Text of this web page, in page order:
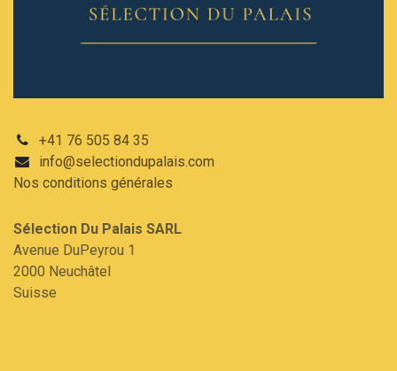
+41 76 505 84 35
info@selectiondupalais.com
Nos conditions générales
Sélection Du Palais SARL​
Avenue DuPeyrou 1
2000 Neuchâtel
Suisse